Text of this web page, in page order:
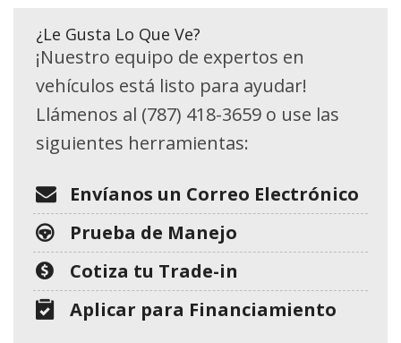
¿Le Gusta Lo Que Ve?
¡Nuestro equipo de expertos en
vehículos está listo para ayudar!
Llámenos al (787) 418-3659 o use las
siguientes herramientas:
Envíanos un Correo Electrónico
Prueba de Manejo
Cotiza tu Trade-in
Aplicar para Financiamiento